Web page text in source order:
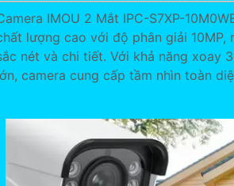
IMOU 2 Mắt IPC-S7XP-
lượng cao với độ phân giải 10MP,
nét và chi tiết. Với khả năng xoay
camera cung cấp tầm nhìn toàn